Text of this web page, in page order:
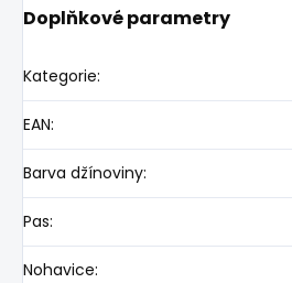
Doplňkové parametry
Kategorie:
EAN:
Barva džínoviny:
Pas:
Nohavice: